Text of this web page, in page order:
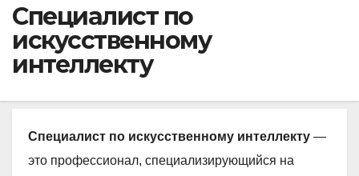
Специалист по
искусственному
интеллекту
Специалист по искусственному интеллекту —
это профессионал, специализирующийся на